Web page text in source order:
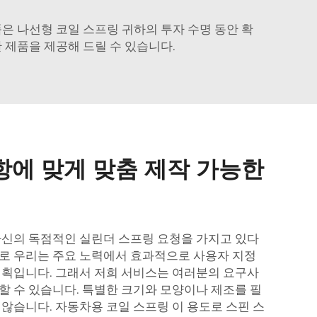
나선형 코일 스프링 귀하의 투자 수명 동안 확
품을 제공해 드릴 수 있습니다.
에 맞게 맞춤 제작 가능한
의 독점적인 실린더 스프링 요청을 가지고 있다
우리는 주요 노력에서 효과적으로 사용자 지정
입니다. 그래서 저희 서비스는 여러분의 요구사
수 있습니다. 특별한 크기와 모양이나 제조를 필
습니다. 자동차용 코일 스프링 이 용도로 스핀 스